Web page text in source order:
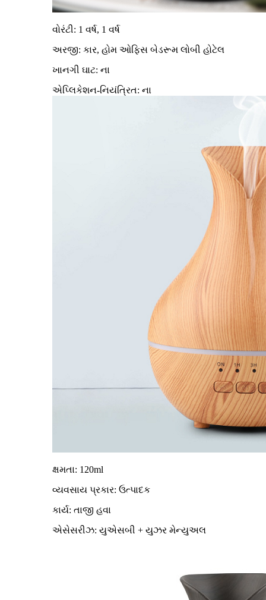
વોરંટી: 1 વર્ષ, 1 વર્ષ
અરજી: કાર, હોમ ઓફિસ બેડરૂમ લોબી હોટેલ
ખાનગી ઘાટ: ના
એપ્લિકેશન-નિયંત્રિત: ના
ક્ષમતા: 120ml
વ્યવસાય પ્રકાર: ઉત્પાદક
કાર્ય: તાજી હવા
એસેસરીઝ: યુએસબી + યુઝર મેન્યુઅલ